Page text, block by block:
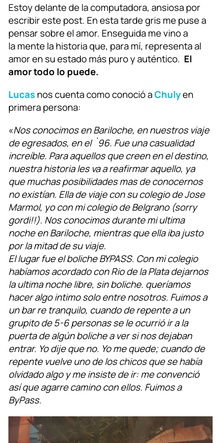
Estoy delante de la computadora, ansiosa por
escribir este post. En esta tarde gris me puse a
pensar sobre el amor. Enseguida me vino a
la mente la historia que, para mí, representa al
amor en su estado más puro y auténtico. El
amor todo lo puede.
Lucasnos cuenta como conoció aChulyen
primera persona:
«Nos conocimos en Bariloche, en nuestros viaje
de egresados, en el `96. Fue una casualidad
increíble. Para aquellos que creen en el destino,
nuestra historia les va a reafirmar aquello, ya
que muchas posibilidades mas de conocernos
no existían. Ella de viaje con su colegio de Jose
Marmol, yo con mi colegio de Belgrano (sorry
gordi!!). Nos conocimos durante mi ultima
noche en Bariloche, mientras que ella iba justo
por la mitad de su viaje.
El lugar fue el boliche BYPASS. Con mi colegio
habíamos acordado con Rio de la Plata dejarnos
la ultima noche libre, sin boliche. queríamos
hacer algo intimo solo entre nosotros. Fuimos a
un bar re tranquilo, cuando de repente a un
grupito de 5-6 personas se le ocurrió ir a la
puerta de algún boliche a ver si nos dejaban
entrar. Yo dije que no. Yo me quede; cuando de
repente vuelve uno de los chicos que se había
olvidado algo y me insiste de ir: me convenció
así que agarre camino con ellos. Fuimos a
ByPass.